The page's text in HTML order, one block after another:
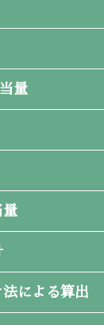
量
量
法による算出